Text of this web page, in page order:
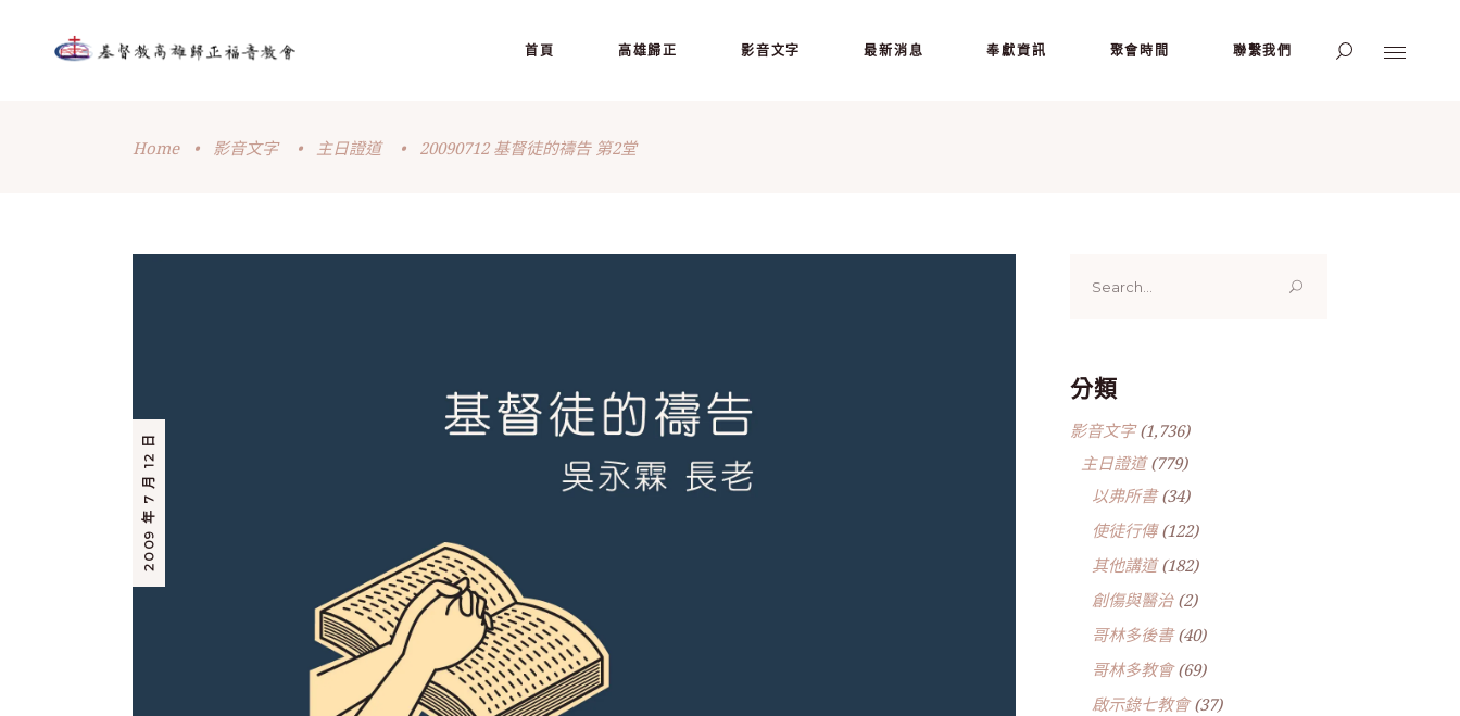
首頁 高雄歸正 影音文字 最新消息 奉獻資訊 聚會時間 聯繫我們
Home • 影音文字 • 主日證道 • 20090712 基督徒的禱告 第2堂
2009 年 7 月 12 日
for:
分類
影音文字(1,736)
主日證道(779)
以弗所書(34)
使徒行傳(122)
其他講道(182)
創傷與醫治(2)
哥林多後書(40)
哥林多教會(69)
啟示錄七教會(37)